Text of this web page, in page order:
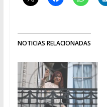
NOTICIAS RELACIONADAS